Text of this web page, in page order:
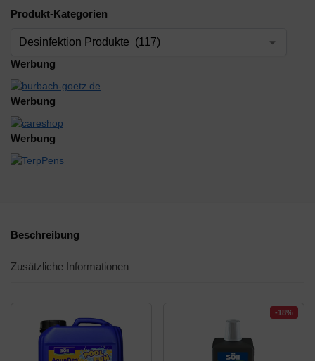
Produkt-Kategorien
Werbung
Werbung
Werbung
Beschreibung
Zusätzliche Informationen
-18%